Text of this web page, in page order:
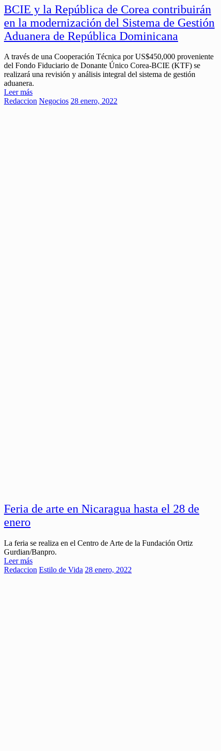
BCIE y la República de Corea contribuirán
en la modernización del Sistema de Gestión
Aduanera de República Dominicana
A través de una Cooperación Técnica por US$450,000 proveniente
del Fondo Fiduciario de Donante Único Corea-BCIE (KTF) se
realizará una revisión y análisis integral del sistema de gestión
aduanera.
Leer más
Redaccion Negocios 28 enero, 2022
Feria de arte en Nicaragua hasta el 28 de
enero
La feria se realiza en el Centro de Arte de la Fundación Ortiz
Gurdian/Banpro.
Leer más
Redaccion Estilo de Vida 28 enero, 2022